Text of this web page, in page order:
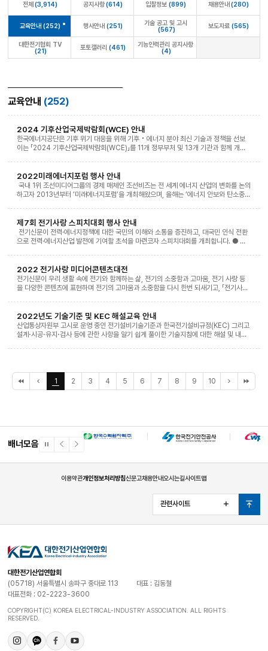
전체 (3,914) 공지사항 (614) 입찰정보 (899) 채용안내 (280)
교육안내 (252) 행사안내 (251)
기술 공고 및 고시
(567)
보도자료 (565)
대한전기협회 TV
(21)
포토갤러리 (461)
기능인력관리 공지사항
(4)
교육안내 (252)
2024 기후산업국제박람회(WCE) 안내
한국에너지공단은 기후 위기 대응을 위해 기후‧에너지 분야 최신 기술과 정책을 선보
이는 「2024 기후산업국제박람회(WCE)」를 11개 정부부처 및 13개 기관과 함께 개최
성, 40여개의 부대행사와 함께 다양한 체험프로그램도 마련되어있습니다.- 행사 개요 -
가. 행 사 명 : 2024 기후산업국제박람회(World Climate Industry Expo)나. 개최
일정 : 2024년 9월 4일(수) ~ 9월 6일(금) / 부산 BEXCO다. 행사주제 : 기후 기술로
열어가는 무탄소에너지(CFE) 시대라. 프로그램 : 개막행사, 컨퍼런스, 전시행사, 부대행
사 등마. 사전등록 : 기후산업국제박람회 홈페이지(https://wce.or.kr)바. 등록문의
: reg@wce.or.kr / 070-4699-0903
2022미래에너지포럼 행사 안내
국내 1위 조선미디어그룹의 경제 매체인 조선비즈는 전 세계 에너지 산업의 변화를 논의
하고자 2013년부터 ‘미래에너지포럼’을 개최해왔으며, 올해는 ‘에너지 안보와 탄소중
전례없는 지정학적, 환경적 위기에 처해있으며 전 세계적으로 에너지 안보와 탄소중립에
대한 논의가 빠른 속도로 이어지고 있습니다. 이러한 배경에서 원자력과 재생에너지를
중심으로 재편되고 있는 에너지 생산, 공급 시장과 이를 운반하는 물류 시스템 확립, 전
혁신은 세계의 주목을 받고 있는 관심사로 거듭나고 있습니다. 에너지 산업을 전망하고
탄소 중립을 실천하기 위한 2022미래에너지포럼에는 국내 에너지 업계 리더와 전문가
들이 참석할 예정입니다. ● 행 사 명 : 2022 미래에너지포럼 (제10회)● 주 제 : 에너
지 안보와 탄소중립● 주 최 : 조선비즈● 일 시 : 2022년 7월 6일(수)● 장 소 : 서울
소공동 웨스틴 조선호텔 1층, 그랜드볼룸
제7회 전기사랑 스피치대회 행사 안내
전기신문이 전력·에너지정책에 대한 국민의 이해와 소통을 증진하고, 대국민 인식 전환
으로 전력·에너지산업 발전에 기여할 초석을 마련코자 스피치대회를 개최합니다. ● 행
http://sp.electimes.com ● 참가방법 : 홈페이지를 통한 온라인 접수 (발표시간 7
분 이내 원고 접수) ● 스피치 주제 : 전력·에너지산업 발전을 위한 국민 제안1. 안정적인
전력공급을 뒷받침하는 미래형 전력망 구축 / 전력설비 전자파에 대한 오해와 진실 / 국
민수용성을 높이면서 효율적인 전력망 구축 방안 제시2. 탄소중립 달성을 위한 에너지
전략 / 탄소중립을 목표로 한 재생에너지와 원전의 조화 방안 등3. 친환경적이고 경제적
인 ‘수소 선도국가’가 되기 위한 정책적 방안 / 안정적인 청정수소 확보를 위한 공급망 제
시4. 효율적인 전기사용을 위한 정책 제언 / 효율적인 전력에너지 창출을 위한 전력공기
업의 ESG경영 방안5. 우리 생활에서 체험하는 전기의 가치 / 전기와 관련된 자유주제※
최종 주제는 일부 조정될 수 있음 ● 시상내역 ▲ 대상(1명) 상금 300만원, 산업부장관
상 ▲ 최우수상(2명) 200만원, 한전사장상 ▲ 우수상(2명) 100만원, 전력·에너지업계
2168-1318) ● 2021 스피치대회 결선대회 유튜브 영상 :
www.youtube.com/watch?v=I5Jc3WtHltU&t
2022 전기사랑 미디어콘텐츠대전
전기신문이 우리 생활 속에 전기와 함께하는 삶, 전기의 소중함과 고마움, 전기 사랑 등
을 다양한 콘텐츠에 표현하며 전기의 고마움과 소중함을 다시 한번 되새기고, 「전기사랑!
가대상 : 대한민국 국민 ● 접수기간 : 2022. 4. 4(월) ~ 2022. 5. 27(금) ● 응모분
야 : 사진 / 웹툰 / 광고디자인 / 동영상 ● 홈페이지 : pt.electimes.com ● 참가방법
: 홈페이지를 통한 온라인 접수 ● 공모주제 : 내 삶과 함께하는 전기 ● 응모소재 : - 사
함과 생활 속에 함께하는 전기 등을 스토리로 구성한 8컷 이상의 완성된 단편작 - 광고
※ 최종 주제는 후원기관과의 협의를 통해 일부 조정 및 결정될 수 있음 ● 시상내역 - 대
상(작품수 1) : 산업통상자원부 장관상 / 300만원 - 최우수상(작품수 3) : 전기공사협
1362) ※ 후원/협찬 : 산업통상자원부, 서울예대, 공공기관 등※ 작품규격 및 공모전 관
련 상세 내역은 홈페이지(http://pt.electimes.com) 참고 바랍니다.
2022년도 기술기준 및 KEC 해설교육 안내
산업통상자원부 고시로 운영 중인 전기설비기술기준과 한국전기설비규정(KEC) 그리고
설계⋅시공⋅유지⋅검사 등에 관한 사항을 알기 쉽게 풀이한 기술지침에 대한 해설 및 내진
간 80%이상 출석조건을 만족해야 수료됨.(미달 시 이수처리) □ 접수 및 문의 ◦ 기술
기준처 사업전략팀 교육담당자 TEL(02-2223-3674), FAX(02-2223-3719),
음
전
1 2 3 4 5 6 7 8 9 10
음
페
배너모음
일
이
너
다
너
이용약관개인정보처리방침신문고채용안내오시는길사이트맵
관련사이트
열
기
맨
위
로
대한전기산업연합회
(05718) 서울특별시 송파구 중대로 113
대표 : 김동철
대표전화 : 02-2223-3600
COPYRIGHT(C) KOREA ELECTRICAL-INDUSTRY ASSOCIATION. ALL RIGHTS
RESERVED.
인
카
페
유